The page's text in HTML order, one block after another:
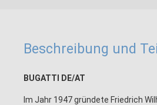
Beschreibung und
BUGATTI DE/AT
Im Jahr 1947 gründete Friedrich